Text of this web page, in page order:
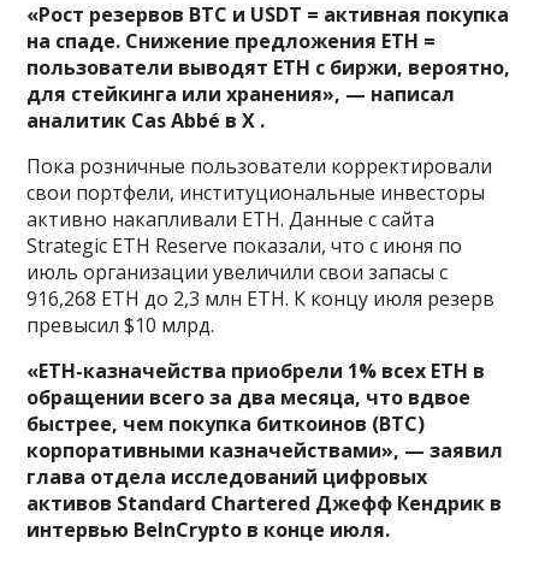
«Рост резервов BTC и USDT = активная покупка
на спаде. Снижение предложения ETH =
пользователи выводят ETH с биржи, вероятно,
для стейкинга или хранения», — написал
аналитик Cas Abbé в X .
Пока розничные пользователи корректировали
свои портфели, институциональные инвесторы
активно накапливали ETH. Данные с сайта
Strategic ETH Reserve показали, что с июня по
июль организации увеличили свои запасы с
916,268 ETH до 2,3 млн ETH. К концу июля резерв
превысил $10 млрд.
«ETH-казначейства приобрели 1% всех ETH в
обращении всего за два месяца, что вдвое
быстрее, чем покупка биткоинов (BTC)
корпоративными казначействами», — заявил
глава отдела исследований цифровых
активов Standard Chartered Джефф Кендрик в
интервью BeInCrypto в конце июля.